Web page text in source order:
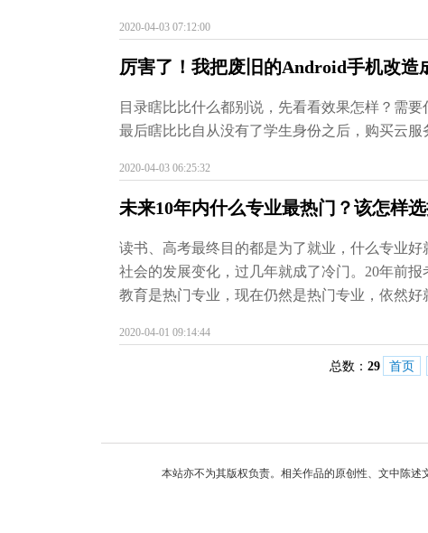
2020-04-03 07:12:00
厉害了！我把废旧的Android手机改
目录瞎比比什么都别说，先看看效果怎样？需
最后瞎比比自从没有了学生身份之后，购买云
2020-04-03 06:25:32
未来10年内什么专业最热门？该怎样
读书、高考最终目的都是为了就业，什么专业
社会的发展变化，过几年就成了冷门。20年前
教育是热门专业，现在仍然是热门专业，依然好
2020-04-01 09:14:44
总数： 29 首页
本站亦不为其版权负责。相关作品的原创性、文中陈